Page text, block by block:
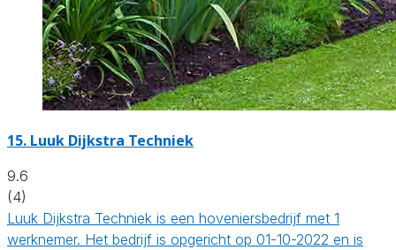
15. Luuk Dijkstra Techniek
9.6
(4)
Luuk Dijkstra Techniek is een hoveniersbedrijf met 1
werknemer. Het bedrijf is opgericht op 01-10-2022 en is